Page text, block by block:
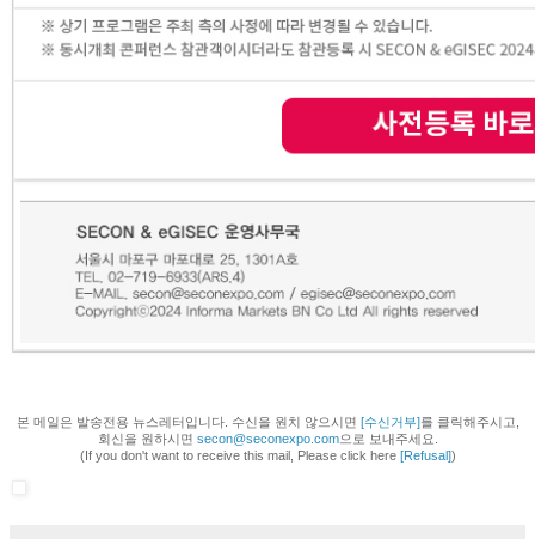
본 메일은 발송전용 뉴스레터입니다. 수신을 원치 않으시면 [수신거부]를 클릭해주시고,
회신을 원하시면 secon@seconexpo.com으로 보내주세요.
(If you don't want to receive this mail, Please click here [Refusal])